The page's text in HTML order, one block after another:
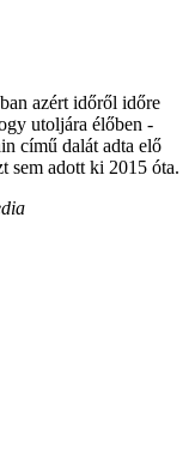
azért időről időre
utoljára élőben
című dalát adta elő
sem adott ki 2015 óta.